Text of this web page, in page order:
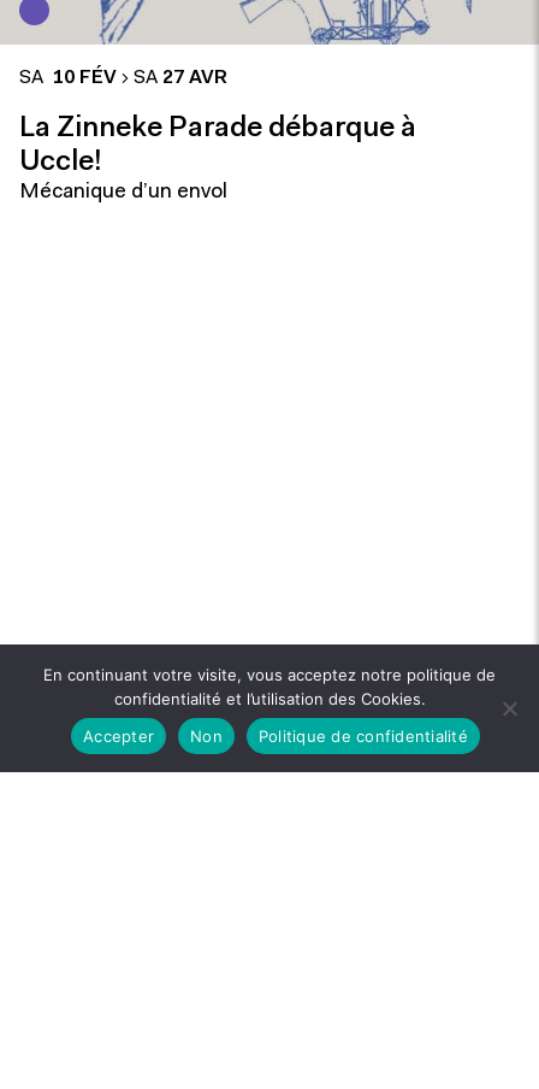
SA 10 FÉV SA 27 AVR
La Zinneke Parade débarque à
Uccle!
Mécanique d’un envol
En continuant votre visite, vous acceptez notre politique de
confidentialité et l’utilisation des Cookies.
Accepter
Non Politique de confidentialité